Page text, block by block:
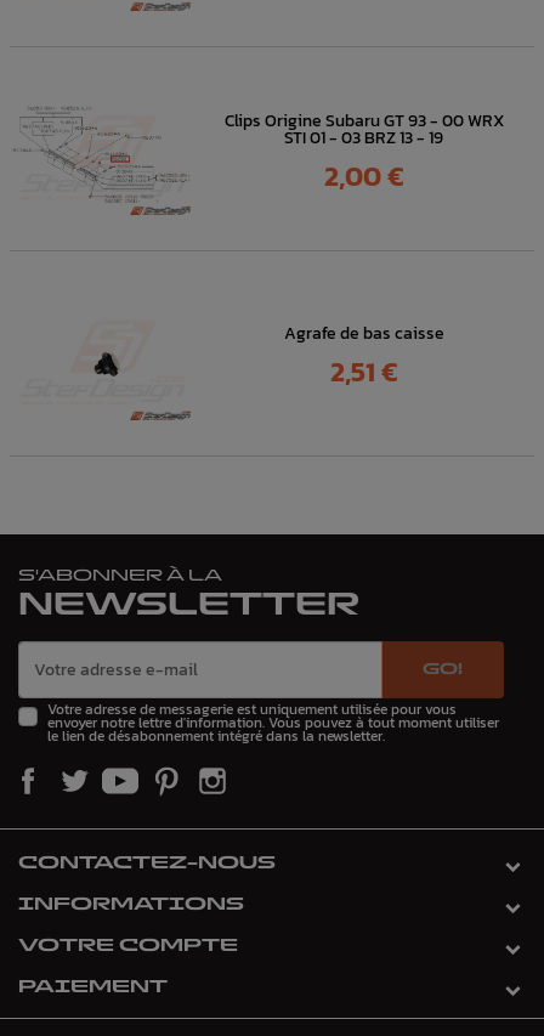
Clips Origine Subaru GT 93 - 00 WRX
STI 01 - 03 BRZ 13 - 19
Prix
2,00 €
Agrafe de bas caisse
Prix
2,51 €
S'ABONNER À LA
NEWSLETTER
GO!
Votre adresse de messagerie est uniquement utilisée pour vous
envoyer notre lettre d'information. Vous pouvez à tout moment utiliser
le lien de désabonnement intégré dans la newsletter.
CONTACTEZ-NOUS
INFORMATIONS
VOTRE COMPTE
PAIEMENT